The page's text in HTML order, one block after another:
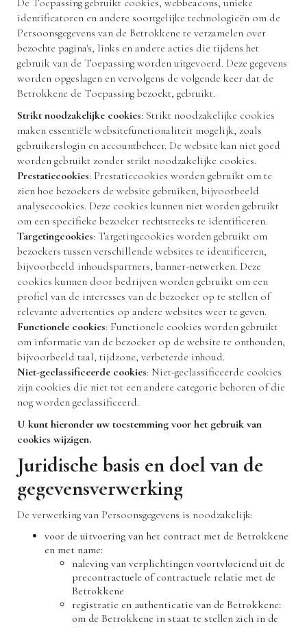
De Toepassing gebruikt cookies, webbeacons, unieke
identificatoren en andere soortgelijke technologieën om de
Persoonsgegevens van de Betrokkene te verzamelen over
bezochte pagina's, links en andere acties die tijdens het
gebruik van de Toepassing worden uitgevoerd. Deze gegevens
worden opgeslagen en vervolgens de volgende keer dat de
Betrokkene de Toepassing bezoekt, gebruikt.
Strikt noodzakelijke cookies: Strikt noodzakelijke cookies
maken essentiële websitefunctionaliteit mogelijk, zoals
gebruikerslogin en accountbeheer. De website kan niet goed
worden gebruikt zonder strikt noodzakelijke cookies.
Prestatiecookies: Prestatiecookies worden gebruikt om te
zien hoe bezoekers de website gebruiken, bijvoorbeeld
analysecookies. Deze cookies kunnen niet worden gebruikt
om een specifieke bezoeker rechtstreeks te identificeren.
Targetingcookies: Targetingcookies worden gebruikt om
bezoekers tussen verschillende websites te identificeren,
bijvoorbeeld inhoudspartners, banner-netwerken. Deze
cookies kunnen door bedrijven worden gebruikt om een
profiel van de interesses van de bezoeker op te stellen of
relevante advertenties op andere websites weer te geven.
Functionele cookies: Functionele cookies worden gebruikt
om informatie van de bezoeker op de website te onthouden,
bijvoorbeeld taal, tijdzone, verbeterde inhoud.
Niet-geclassificeerde cookies: Niet-geclassificeerde cookies
zijn cookies die niet tot een andere categorie behoren of die
nog worden geclassificeerd.
U kunt hieronder uw toestemming voor het gebruik van
cookies wijzigen.
Juridische basis en doel van de
gegevensverwerking
De verwerking van Persoonsgegevens is noodzakelijk:
voor de uitvoering van het contract met de Betrokkene
en met name:
naleving van verplichtingen voortvloeiend uit de
precontractuele of contractuele relatie met de
Betrokkene
registratie en authenticatie van de Betrokkene:
om de Betrokkene in staat te stellen zich in de